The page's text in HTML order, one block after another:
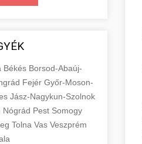
Békés Borsod-Abaúj-
Fejér Győr-Moson-
Jász-Nagykun-Szolnok
Nógrád Pest Somogy
Tolna Vas Veszprém